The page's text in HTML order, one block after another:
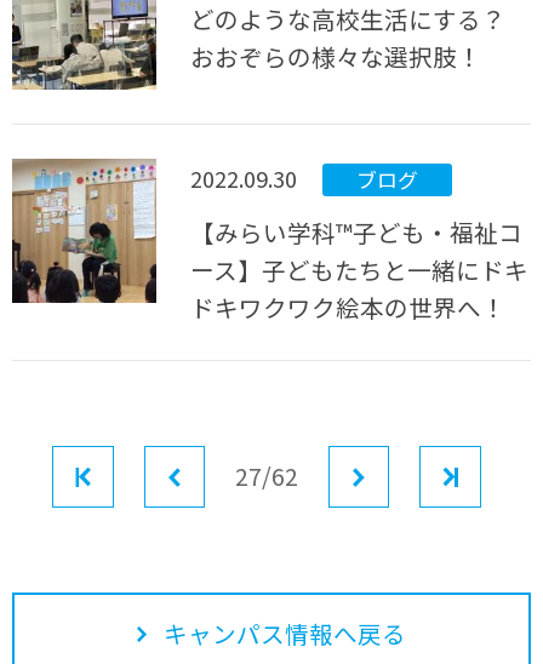
どのような高校生活にする？
おおぞらの様々な選択肢！
2022.09.30 ブログ
【みらい学科™子ども・福祉コ
ース】子どもたちと一緒にドキ
ドキワクワク絵本の世界へ！
前へ27/62
キャンパス情報へ戻る